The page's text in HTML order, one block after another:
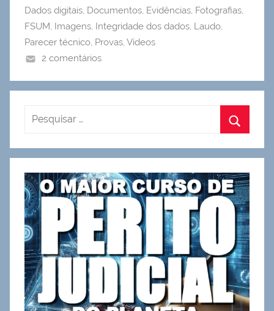
Dados digitais, Documentos, Evidências, Fotografias,
FSUM, Imagens, Integridade dos dados, Laudo,
Parecer técnico, Provas, Vídeos
2 comentários